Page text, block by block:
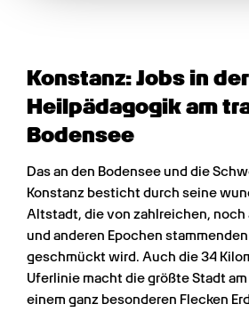
Konstanz: Jobs in der
Heilpädagogik am
Bodensee
Das an den Bodensee und die
Konstanz besticht durch seine
Altstadt, die von zahlreichen,
und anderen Epochen
geschmückt wird. Auch die 34
Uferlinie macht die größte Stadt
einem ganz besonderen Flecken